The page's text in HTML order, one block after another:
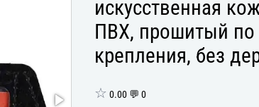
искусственная
ПВХ, прошитый
крепления, без
☆ 0.00 💬 0